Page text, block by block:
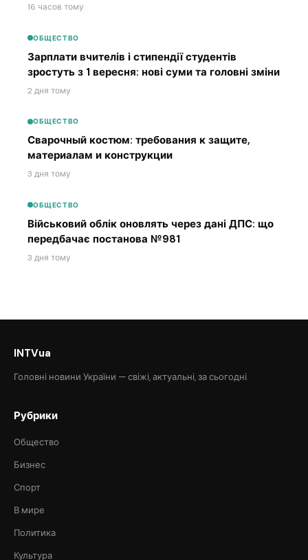
16 часов тому
ОБЩЕСТВО
Зарплати вчителів і стипендії студентів
зростуть з 1 вересня: нові суми та головні зміни
2 дня тому
ОБЩЕСТВО
Сварочный костюм: требования к защите,
материалам и конструкции
3 дня тому
ОБЩЕСТВО
Військовий облік оновлять через дані ДПС: що
передбачає постанова №981
3 дня тому
INTVua
Головні новини України — свіжі, актуальні, за сьогодні.
Рубрики
Общество
Бизнес
Спорт
В мире
Политика
Культура